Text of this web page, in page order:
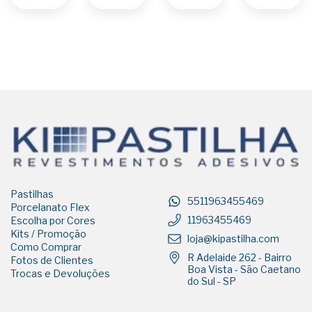
Pastilhas
Porcelanato Flex
Escolha por Cores
Kits / Promoção
Como Comprar
Fotos de Clientes
Trocas e Devoluções
5511963455469
11963455469
loja@kipastilha.com
R Adelaide 262 - Bairro
Boa Vista - São Caetano
do Sul - SP